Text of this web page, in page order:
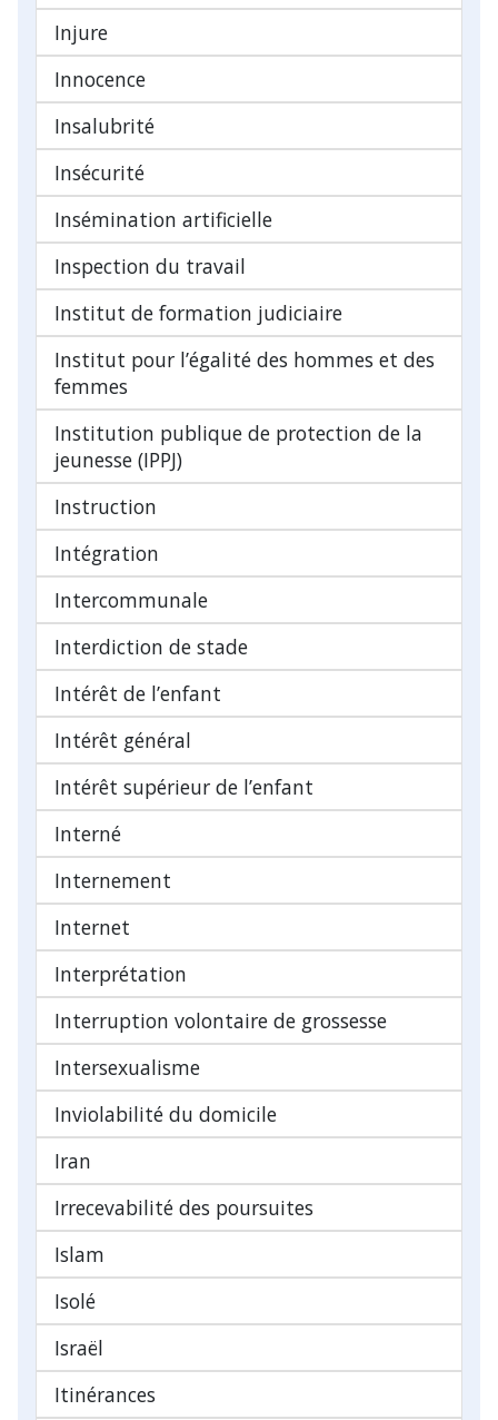
Injure
Innocence
Insalubrité
Insécurité
Insémination artificielle
Inspection du travail
Institut de formation judiciaire
Institut pour l’égalité des hommes et des
femmes
Institution publique de protection de la
jeunesse (IPPJ)
Instruction
Intégration
Intercommunale
Interdiction de stade
Intérêt de l’enfant
Intérêt général
Intérêt supérieur de l’enfant
Interné
Internement
Internet
Interprétation
Interruption volontaire de grossesse
Intersexualisme
Inviolabilité du domicile
Iran
Irrecevabilité des poursuites
Islam
Isolé
Israël
Itinérances